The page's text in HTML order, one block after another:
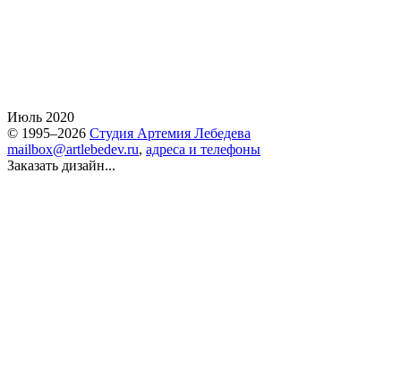
Июль 2020
© 1995–2026 Студия Артемия Лебедева
mailbox@artlebedev.ru, адреса и телефоны
Заказать дизайн...